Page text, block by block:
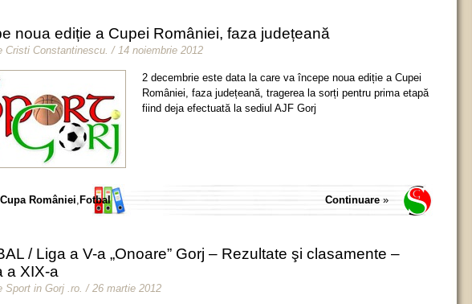
noua ediție a Cupei României, faza județeană
Cristi Constantinescu / 14 noiembrie 2012
2 decembrie este data la care va începe noua ediție a Cupei
României, faza județeană, tragerea la sorți pentru prima etapă
fiind deja efectuată la sediul AJF Gorj
Cupa României Fotbal Continuare »
/ Liga a V-a „Onoare” Gorj – Rezultate şi clasamente –
a XIX-a
Sport in Gorj .ro. / 26 martie 2012